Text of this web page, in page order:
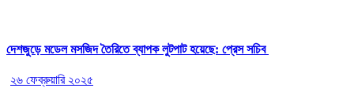
দেশজুড়ে মডেল মসজিদ তৈরিতে ব্যাপক লুটপাট হয়েছে: প্রেস সচিব
২৬ ফেব্রুয়ারি ২০২৫